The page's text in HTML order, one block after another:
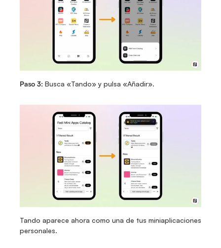
Paso 3: Busca «Tando» y pulsa «Añadir».
Tando aparece ahora como una de tus miniaplicaciones
personales.